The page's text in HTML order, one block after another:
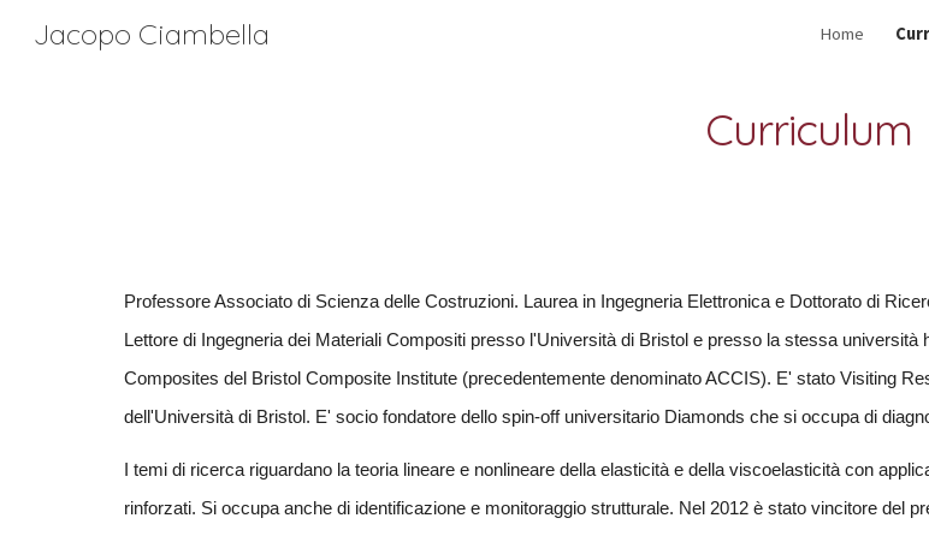
Jacopo Ciambella Home
Curriculum
Professore Associato di Scienza delle Costruzioni. Laurea in Ingegneria Elettronica e Dottorato di
Lettore di Ingegneria dei Materiali Compositi presso l'Università di Bristol e presso la stessa
Composites del Bristol Composite Institute (precedentemente denominato ACCIS). E' stato Visiting
dell'Università di Bristol. E' socio fondatore dello spin-off universitario Diamonds che si occupa di
I temi di ricerca riguardano la teoria lineare e nonlineare della elasticità e della viscoelasticità con
rinforzati. Si occupa anche di identificazione e monitoraggio strutturale. Nel 2012 è stato vincitore del